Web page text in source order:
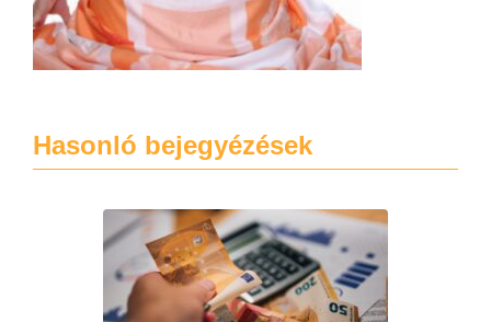
Hasonló bejegyézések